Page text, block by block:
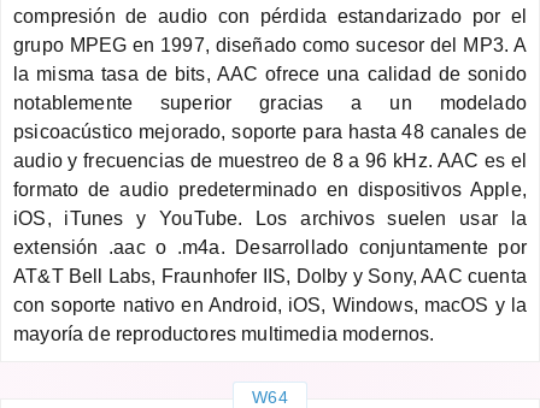
compresión de audio con pérdida estandarizado por el
grupo MPEG en 1997, diseñado como sucesor del MP3. A
la misma tasa de bits, AAC ofrece una calidad de sonido
notablemente superior gracias a un modelado
psicoacústico mejorado, soporte para hasta 48 canales de
audio y frecuencias de muestreo de 8 a 96 kHz. AAC es el
formato de audio predeterminado en dispositivos Apple,
iOS, iTunes y YouTube. Los archivos suelen usar la
extensión .aac o .m4a. Desarrollado conjuntamente por
AT&T Bell Labs, Fraunhofer IIS, Dolby y Sony, AAC cuenta
con soporte nativo en Android, iOS, Windows, macOS y la
mayoría de reproductores multimedia modernos.
W64